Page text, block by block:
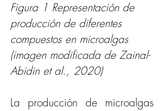
Figura 1 Representación de
producción de diferentes
compuestos en microalgas
(imagen modificada de Zainal-
Abidin et al., 2020)
La producción de microalgas